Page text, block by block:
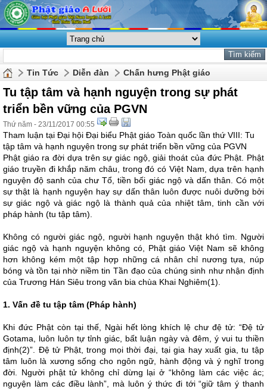
Tin Tức Diễn đàn Chấn hưng Phật giáo
Tu tập tâm và hạnh nguyện trong sự phát
triển bền vững của PGVN
Thứ năm - 23/11/2017 00:55
Tham luận tại Đại hội Đại biểu Phật giáo Toàn quốc lần thứ VIII: Tu
tập tâm và hạnh nguyện trong sự phát triển bền vững của PGVN
Phật giáo ra đời dựa trên sự giác ngộ, giải thoát của đức Phật. Phật
giáo truyền đi khắp năm châu, trong đó có Việt Nam, dựa trên hạnh
nguyện độ sanh của chư Tổ, tiền bối giác ngộ và dấn thân. Có một
sự thật là hạnh nguyện hay sự dấn thân luôn được nuôi dưỡng bởi
sự giác ngộ và giác ngộ là thành quả của nhiệt tâm, tinh cần với
pháp hành (tu tập tâm).
Không có người giác ngộ, người hạnh nguyện thật khó tìm. Người
giác ngộ và hạnh nguyện không có, Phật giáo Việt Nam sẽ không
hơn không kém một tập hợp những cá nhân chỉ nương tựa, núp
bóng và tồn tại nhờ niềm tin Tần đạo của chúng sinh như nhận định
của Trương Hán Siêu trong văn bia chùa Khai Nghiêm(1).
1. Vấn đề tu tập tâm (Pháp hành)
Khi đức Phật còn tại thế, Ngài hết lòng khích lệ chư đệ tử: “Đệ tử
Gotama, luôn luôn tự tỉnh giác, bất luận ngày và đêm, ý vui tu thiền
định(2)”. Đệ tử Phật, trong mọi thời đại, tại gia hay xuất gia, tu tập
tâm luôn là xương sống cho ngôn ngữ, hành động và ý nghĩ trong
đời. Người phật tử không chỉ dừng lại ở “không làm các việc ác;
nguyện làm các điều lành”, mà luôn ý thức đi tới “giữ tâm ý thanh